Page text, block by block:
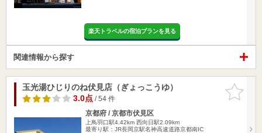
楽天トラベルの宿泊プランを見る
関連情報から探す
お気に入
りに追加
玉光湯ひじりのね伏見店（ぎょっこうゆ）
3.0点/ 54 件
京都府 / 京都市伏見区
上鳥羽口駅4.42km 西向日駅2.09km
最寄り駅：JR長岡京駅名神高速道路京都南IC